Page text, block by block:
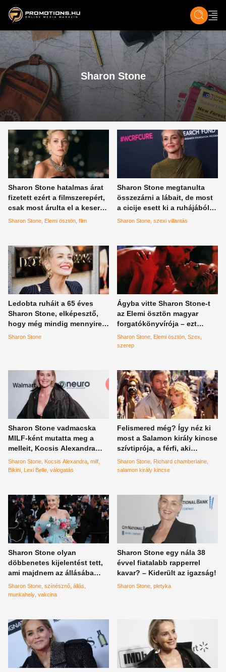
ZENE, FILM & KULT ÉLET TECH &
Sharon Stone
Sharon Stone hatalmas árat
fizetett ezért a filmszerepért,
csak most árulta el a keserű
igazságot
Sharon Stone Elemi ösztön film
Sharon Stone megtanulta
összezárni a lábait, de most
a cicije esett ki a ruhájából:
óriásit villantott a filmsztár
Sharon Stone szexi villantás
Ledobta ruháit a 65 éves
Sharon Stone, elképesztő,
hogy még mindig mennyire
feszes a teste
Sharon Stone
Ágyba vitte Sharon Stone-t
az Elemi ösztön magyar
forgatókönyvírója – ezt
mesélte a kalandról
Sharon Stone Elemi ösztön Szex
szerep
Sharon Stone vadmacska
MILF-ként mutatta meg a
melleit, Kocsis Alexandra
pedig a fenekével csábít el –
válogatás
Sharon Stone Kocsis Alexandra milf
Bikini Lexi Belle válogatás
Felismered még? Így néz ki
most a Salamon király kincse
szívtiprója, a férfi, aki
gyönyörűségével
elhomályosított mindenkit -
Sharon Stone Richard chamberlaine
salamon király kincse
Sharon Stone olyan
döbbenetes kijelentést tett,
ami majdnem az állásába
került
Sharon Stone színésznő állás
munkahely vakcina
Sharon Stone egy nála 38
évvel fiatalabb rapperrel
kavar? – Kiderült az igazság!
Sharon Stone pletyka